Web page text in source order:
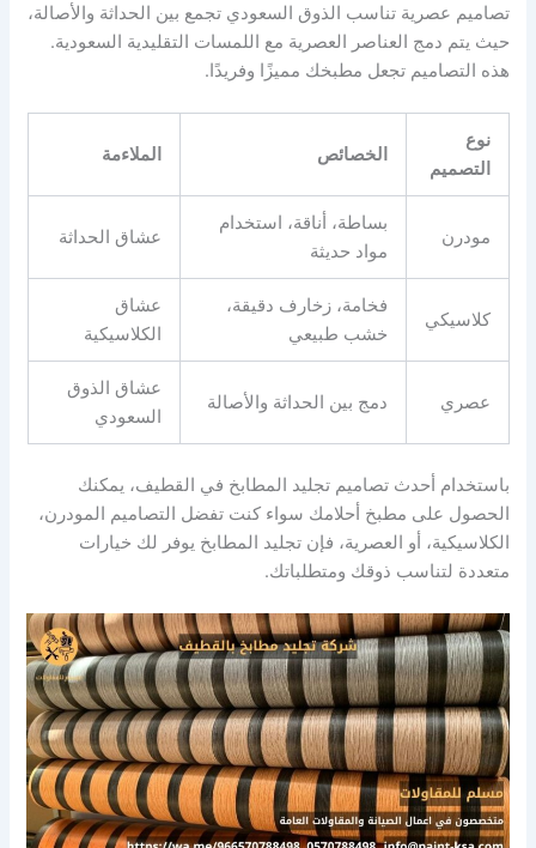
تصاميم عصرية تناسب الذوق السعودي تجمع بين الحداثة والأصالة،
حيث يتم دمج العناصر العصرية مع اللمسات التقليدية السعودية.
هذه التصاميم تجعل مطبخك مميزًا وفريدًا.
نوع
التصميم
الخصائص الملاءمة
مودرن
بساطة، أناقة، استخدام
مواد حديثة
عشاق الحداثة
كلاسيكي
فخامة، زخارف دقيقة،
خشب طبيعي
عشاق
الكلاسيكية
عصري دمج بين الحداثة والأصالة
عشاق الذوق
السعودي
باستخدام أحدث تصاميم تجليد المطابخ في القطيف، يمكنك
الحصول على مطبخ أحلامك سواء كنت تفضل التصاميم المودرن،
الكلاسيكية، أو العصرية، فإن تجليد المطابخ يوفر لك خيارات
متعددة لتناسب ذوقك ومتطلباتك.